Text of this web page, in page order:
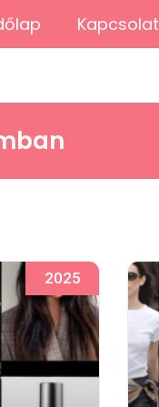
Kapcsolat
2025